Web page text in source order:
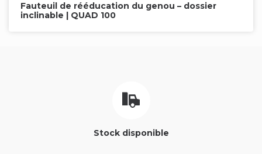
Fauteuil de rééducation du genou – dossier
inclinable | QUAD 100
Stock disponible